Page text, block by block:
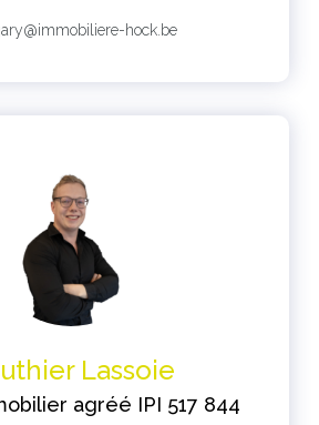
hock.be
Lassoie
agréé IPI 517 844